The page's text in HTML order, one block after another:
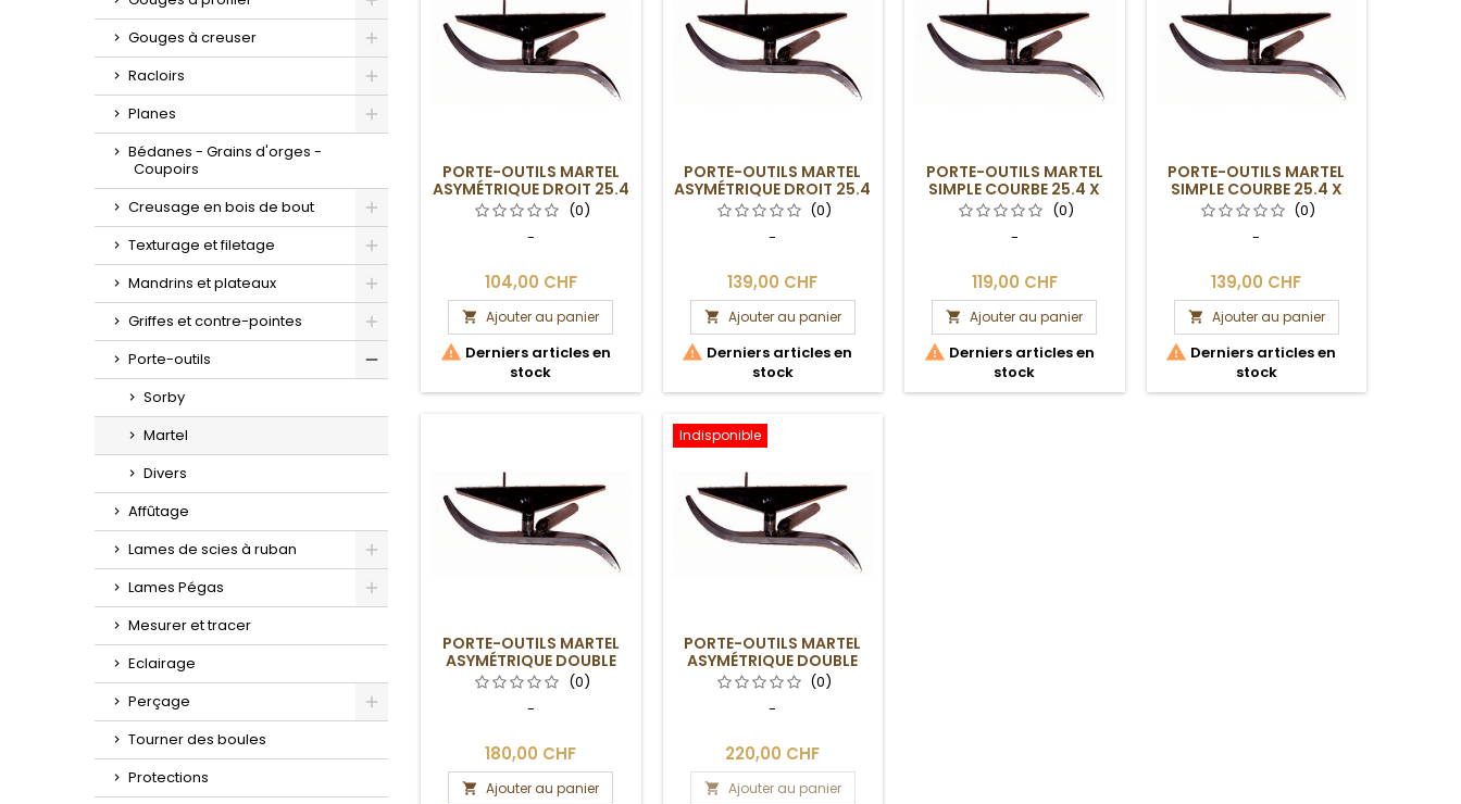
Toggle
Gouges à creuser
Toggle
Racloirs
Planes
Bédanes - Grains d'orges -
Coupoirs
Creusage en bois de bout
Texturage et filetage
Mandrins et plateaux
Toggle
Griffes et contre-pointes
Toggle
Porte-outils
Sorby
Martel
Divers
Affûtage
Lames de scies à ruban
Lames Pégas
Mesurer et tracer
Eclairage
Perçage
Tourner des boules
Protections
PORTE-OUTILS MARTEL
ASYMÉTRIQUE DROIT 25.4
X 380 MM (0)
-
104,00 CHF
 Ajouter au panier
 Derniers articles en
stock
PORTE-OUTILS MARTEL
ASYMÉTRIQUE DROIT 25.4
X 380 MM AVEC BUTÉE
(0)
-
139,00 CHF
 Ajouter au panier
 Derniers articles en
stock
PORTE-OUTILS MARTEL
SIMPLE COURBE 25.4 X
280 MM (0)
-
119,00 CHF
 Ajouter au panier
 Derniers articles en
stock
PORTE-OUTILS MARTEL
SIMPLE COURBE 25.4 X
280 MM AVEC BUTÉE
(0)
-
139,00 CHF
 Ajouter au panier
 Derniers articles en
stock
PORTE-OUTILS MARTEL
ASYMÉTRIQUE DOUBLE
COURBE 25.4 X 400 MM
(0)
-
180,00 CHF
 Ajouter au panier
Indisponible
PORTE-OUTILS MARTEL
ASYMÉTRIQUE DOUBLE
COURBE AVEC BUTÉE
(0)
-
220,00 CHF
 Ajouter au panier